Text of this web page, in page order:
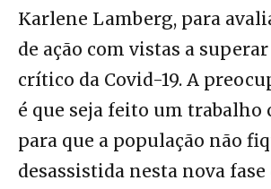
Karlene Lamberg, para
de ação com vistas a
crítico da Covid-19. A
é que seja feito um trabalho
para que a população não
desassistida nesta nova